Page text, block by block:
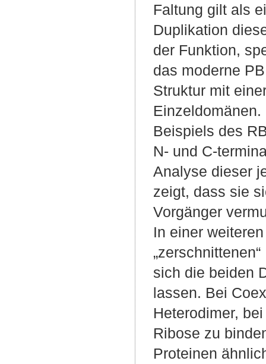
Faltung gilt als
Duplikation
der Funktion,
das moderne
Struktur mit
Beispiels des
N- und C-
Analyse dieser
zeigt, dass sie
Vorgänger
In einer
sich die beiden
lassen. Bei
Heterodimer,
Ribose zu
Proteinen